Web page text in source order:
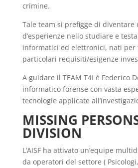
crimine.
Tale team si prefigge di diventare
d’esperienze nello studiare e
informatici ed elettronici, nati per
particolari requisiti/esigenze
A guidare il TEAM T4I è Federico
informatico forense con vasta
tecnologie applicate
MISSING
DIVISION
L’AISF ha attivato un’equipe
da operatori del settore (